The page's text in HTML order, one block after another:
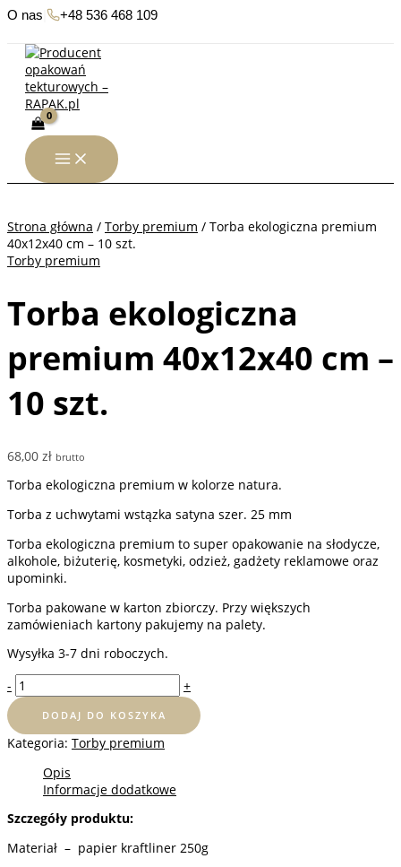
Przejdź
treści
O nas +48 536 468 109
Strona główna / Torby premium / Torba ekologiczna premium
40x12x40 cm – 10 szt.
Torby premium
Torba ekologiczna
premium 40x12x40 cm –
10 szt.
68,00 zł brutto
Torba ekologiczna premium w kolorze natura.
Torba z uchwytami wstązka satyna szer. 25 mm
Torba ekologiczna premium to super opakowanie na słodycze,
alkohole, biżuterię, kosmetyki, odzież, gadżety reklamowe oraz
upominki.
Torba pakowane w karton zbiorczy. Przy większych
zamówieniach kartony pakujemy na palety.
Wysyłka 3-7 dni roboczych.
- ilość
Torba
ekologiczna
premium
40x12x40
szt.
+
DODAJ DO KOSZYKA
Kategoria: Torby premium
Opis
Informacje dodatkowe
Szczegóły produktu:
Materiał – papier kraftliner 250g